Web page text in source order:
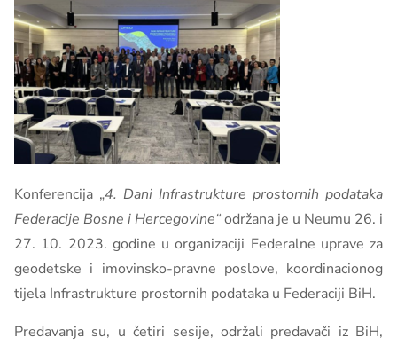
Konferencija „4. Dani Infrastrukture prostornih podataka
Federacije Bosne i Hercegovine“održana je u Neumu 26. i
27. 10. 2023. godine u organizaciji Federalne uprave za
geodetske i imovinsko-pravne poslove, koordinacionog
tijela Infrastrukture prostornih podataka u Federaciji BiH.
Predavanja su, u četiri sesije, održali predavači iz BiH,